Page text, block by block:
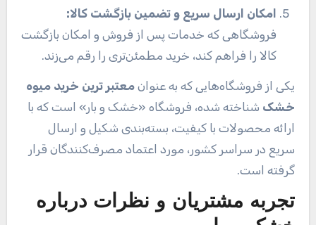
امکان ارسال سریع و تضمین بازگشت کالا:
فروشگاهی که خدمات پس از فروش و امکان بازگشت
کالا را فراهم کند، خرید مطمئن‌تری را رقم می‌زند.
یکی از فروشگاه‌هایی که به عنوان معتبر ترین خرید میوه
خشک شناخته شده، فروشگاه «خشک و بار» است که با
ارائه محصولات با کیفیت، بسته‌بندی شکیل و ارسال
سریع در سراسر کشور، مورد اعتماد مصرف‌کنندگان قرار
گرفته است.
تجربه مشتریان و نظرات درباره